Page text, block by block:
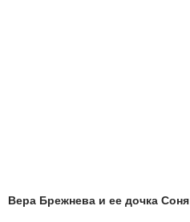
Вера Брежнева и ее дочка Соня